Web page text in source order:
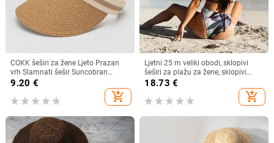
COKK šeširi za žene Ljeto Prazan
vrh Slamnati šešir Suncobran
Krema za sunčanje Šešir za plažu
Ženski štitnik za zaštitu od sunca
Roditelji Dječji Šeširi za sunce
9.20 €
add_shopping_cart
Ljetni 25 m veliki obodi, sklopivi
šeširi za plažu za žene, sklopivi
slamnati šešir, šešir za zaštitu od
Dropshipping
18.73 €
add_shopping_cart